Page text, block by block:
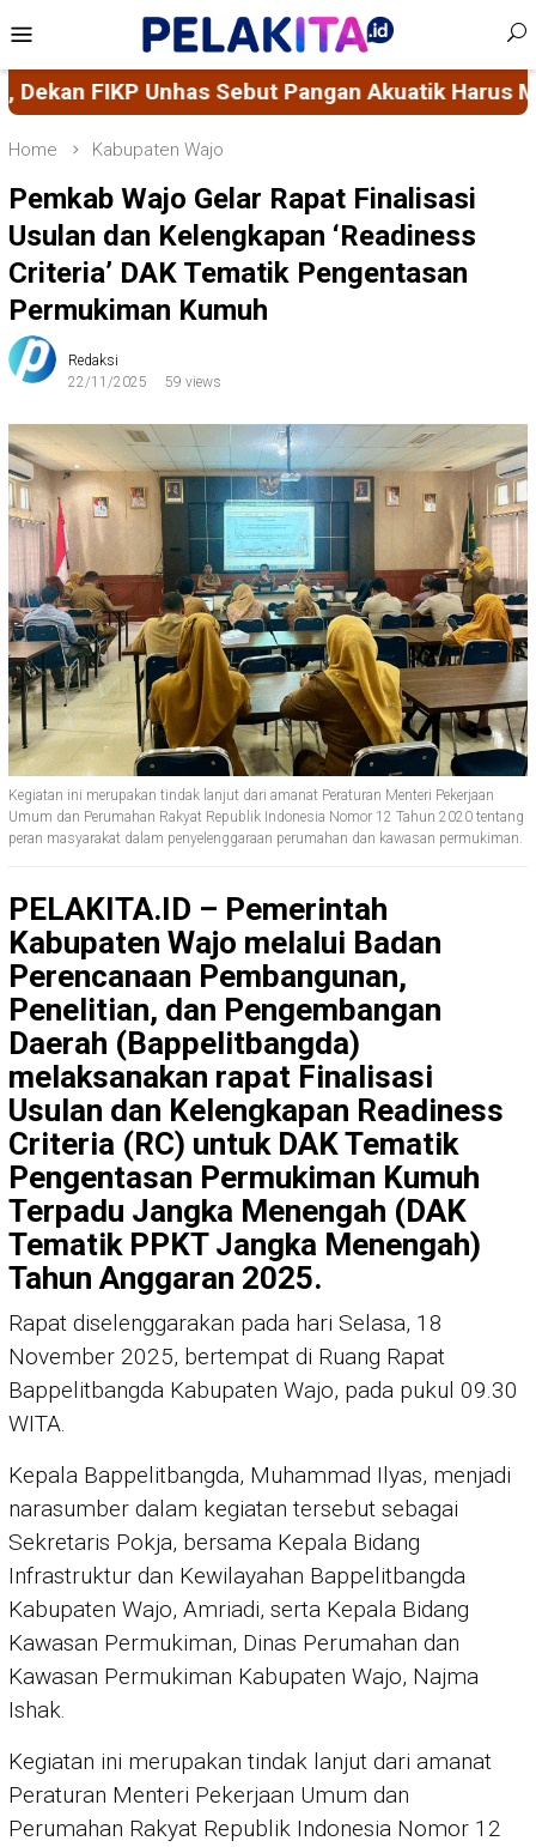
to
content
Menu
Akuatik Harus Menjadi Pilar Ketahanan Pangan
Home Kabupaten Wajo
Pemkab Wajo Gelar Rapat Finalisasi
Usulan dan Kelengkapan ‘Readiness
Criteria’ DAK Tematik Pengentasan
Permukiman Kumuh
Redaksi
22/11/2025
59 views
Kegiatan ini merupakan tindak lanjut dari amanat Peraturan Menteri Pekerjaan
Umum dan Perumahan Rakyat Republik Indonesia Nomor 12 Tahun 2020 tentang
peran masyarakat dalam penyelenggaraan perumahan dan kawasan permukiman.
PELAKITA.ID – Pemerintah
Kabupaten Wajo melalui Badan
Perencanaan Pembangunan,
Penelitian, dan Pengembangan
Daerah (Bappelitbangda)
melaksanakan rapat Finalisasi
Usulan dan Kelengkapan Readiness
Criteria (RC) untuk DAK Tematik
Pengentasan Permukiman Kumuh
Terpadu Jangka Menengah (DAK
Tematik PPKT Jangka Menengah)
Tahun Anggaran 2025.
Rapat diselenggarakan pada hari Selasa, 18
November 2025, bertempat di Ruang Rapat
Bappelitbangda Kabupaten Wajo, pada pukul 09.30
WITA.
Kepala Bappelitbangda, Muhammad Ilyas, menjadi
narasumber dalam kegiatan tersebut sebagai
Sekretaris Pokja, bersama Kepala Bidang
Infrastruktur dan Kewilayahan Bappelitbangda
Kabupaten Wajo, Amriadi, serta Kepala Bidang
Kawasan Permukiman, Dinas Perumahan dan
Kawasan Permukiman Kabupaten Wajo, Najma
Ishak.
Kegiatan ini merupakan tindak lanjut dari amanat
Peraturan Menteri Pekerjaan Umum dan
Perumahan Rakyat Republik Indonesia Nomor 12